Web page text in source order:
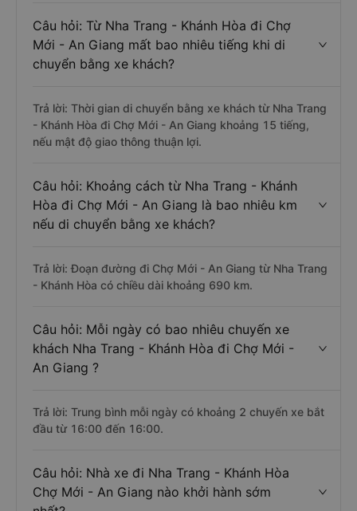
Câu hỏi: Từ Nha Trang - Khánh Hòa đi Chợ
Mới - An Giang mất bao nhiêu tiếng khi di
chuyển bằng xe khách?
Trả lời: Thời gian di chuyển bằng xe khách từ Nha Trang
- Khánh Hòa đi Chợ Mới - An Giang khoảng 15 tiếng,
nếu mật độ giao thông thuận lợi.
Câu hỏi: Khoảng cách từ Nha Trang - Khánh
Hòa đi Chợ Mới - An Giang là bao nhiêu km
nếu di chuyển bằng xe khách?
Trả lời: Đoạn đường đi Chợ Mới - An Giang từ Nha Trang
- Khánh Hòa có chiều dài khoảng 690 km.
Câu hỏi: Mỗi ngày có bao nhiêu chuyến xe
khách Nha Trang - Khánh Hòa đi Chợ Mới -
An Giang ?
Trả lời: Trung bình mỗi ngày có khoảng 2 chuyến xe bắt
đầu từ 16:00 đến 16:00.
Câu hỏi: Nhà xe đi Nha Trang - Khánh Hòa
Chợ Mới - An Giang nào khởi hành sớm